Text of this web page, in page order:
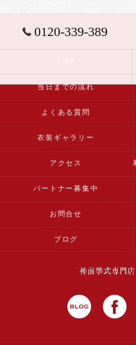
0120-339-389
当日までの流れ
よくある質問
衣装ギャラリー
アクセス
パートナー募集中
お問合せ
ブログ